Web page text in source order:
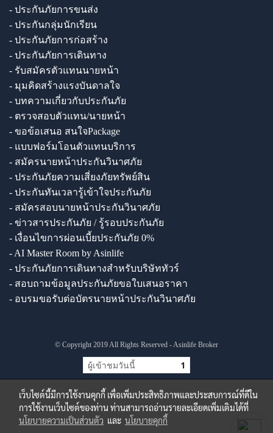
- ประกันภัยการขนส่ง
- ประกันกลุ่มนักเรียน
- ประกันภัยการก่อสร้าง
- ประกันภัยการเดินทาง
- รับสมัครตัวแทนนายหน้า
- มุมคิดสร้างแรงบันดาลใจ
- บทความเกี่ยวกับประกันภัย
- ตรวจสอบตัวแทน/นายหน้า
- ขอข้อเสนอ สนใจPackage
- แบบฟอร์มโอนตัวแทนบริการ
- สมัครนายหน้าประกันวินาศภัย
- ประกันภัยความเสี่ยงภัยทรัพย์สิน
- ประกันทันเวลารู้เข้าใจประกันภัย
- สมัครสอบนายหน้าประกันวินาศภัย
- ข่าวสารประกันภัย / รู้รอบประกันภัย
- เงื่อนไขการผ่อนเบี้ยประกันภัย 0%
- AI Master Room by Asinlife
- ประกันภัยการเดินทางสำหรับบริษัททัวร์
- สอบถามข้อมูลประกันภัยขอใบเสนอราคา
- อบรมขอรับต่อบัตรนายหน้าประกันวินาศภัย
© Copyright 2019 All Rights Reserved - Asinlife Broker
ผู้เข้าชมวันนี้ 1
เว็บไซต์นี้มีการใช้งานคุกกี้ เพื่อเพิ่มประสิทธิภาพและประสบการณ์ที่ดีใน
การใช้งานเว็บไซต์ของท่าน ท่านสามารถอ่านรายละเอียดเพิ่มเติมได้ที่
นโยบายความเป็นส่วนตัว และ นโยบายคุกกี้